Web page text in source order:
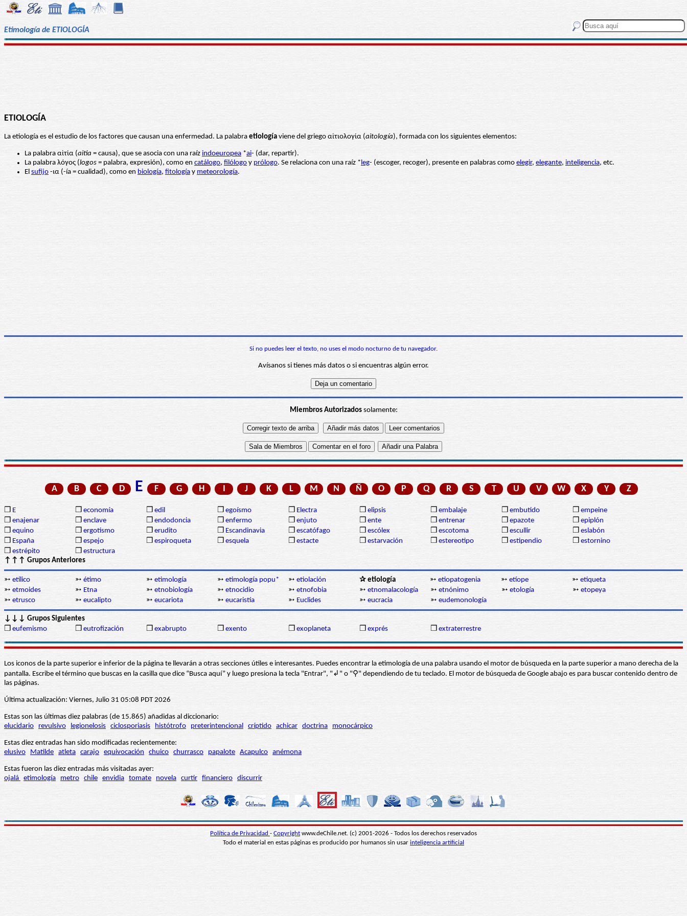
Etimología de ETIOLOGÍA
ETIOLOGÍA
La etiología es el estudio de los factores que causan una enfermedad. La palabra etiología viene del griego αἰτιολογία (aitología), formada con los siguientes elementos:
La palabra αἰτία (aitia = causa), que se asocia con una raíz indoeuropea *ai- (dar, repartir).
La palabra λόγος (logos = palabra, expresión), como en catálogo, filólogo y prólogo. Se relaciona con una raíz *leg- (escoger, recoger), presente en palabras como elegir, elegante, inteligencia, etc.
El sufijo -ια (-ía = cualidad), como en biología, fitología y meteorología.
Si no puedes leer el texto, no uses el modo nocturno de tu navegador.
Avísanos si tienes más datos o si encuentras algún error.
Miembros Autorizadossolamente:
A B C D E F G H I J K L M N Ñ O P Q R S T U V W X Y Z
❒ E ❒ economía ❒ edil ❒ egoísmo ❒ Electra ❒ elipsis ❒ embalaje ❒ embutido ❒ empeine
❒ enajenar ❒ enclave ❒ endodoncia ❒ enfermo ❒ enjuto ❒ ente ❒ entrenar ❒ epazote ❒ epiplón
❒ equino ❒ ergotismo ❒ erudito ❒ Escandinavia ❒ escatófago ❒ escólex ❒ escotoma ❒ escullir ❒ eslabón
❒ España ❒ espejo ❒ espiroqueta ❒ esquela ❒ estacte ❒ estarvación ❒ estereotipo ❒ estipendio ❒ estornino
❒ estrépito ❒ estructura
↑↑↑ Grupos Anteriores
➳ etílico ➳ étimo ➳ etimología ➳ etimología popu* ➳ etiolación ✰ etiología ➳ etiopatogenia ➳ etíope ➳ etiqueta
➳ etmoides ➳ Etna ➳ etnobiología ➳ etnocidio ➳ etnofobia ➳ etnomalacología ➳ etnónimo ➳ etología ➳ etopeya
➳ etrusco ➳ eucalipto ➳ eucariota ➳ eucaristía ➳ Euclides ➳ eucracia ➳ eudemonología
↓↓↓ Grupos Siguientes
❒ eufemismo ❒ eutrofización ❒ exabrupto ❒ exento ❒ exoplaneta ❒ exprés ❒ extraterrestre
Los iconos de la parte superior e inferior de la página te llevarán a otras secciones útiles e interesantes. Puedes encontrar la etimología de una palabra usando el motor de búsqueda en la parte superior a mano derecha de la
pantalla. Escribe el término que buscas en la casilla que dice “Busca aquí” y luego presiona la tecla "Entrar", "↲" o "⚲" dependiendo de tu teclado. El motor de búsqueda de Google abajo es para buscar contenido dentro de
las páginas.
Última actualización: Viernes, Julio 31 05:08 PDT 2026
Estas son las últimas diez palabras (de 15.865) añadidas al diccionario:
elucidario
revulsivo legionelosis ciclosporiasis histótrofo preterintencional críptido achicar doctrina monocárpico
Estas diez entradas han sido modificadas recientemente:
elusivo
Matilde atleta carajo equivocación chuico churrasco papalote Acapulco anémona
Estas fueron las diez entradas más visitadas ayer:
ojalá etimología metro chile envidia tomate novela curtir financiero discurrir
Política de Privacidad - Copyright www.deChile.net. (c) 2001-2026 - Todos los derechos reservados
Todo el material en estas páginas es producido por humanos sin usar inteligencia artificial